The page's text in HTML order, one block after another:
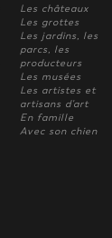
Les châteaux
Les grottes
Les jardins, les
parcs, les
producteurs
Les musées
Les artistes et
artisans d'art
En famille
Avec son chien